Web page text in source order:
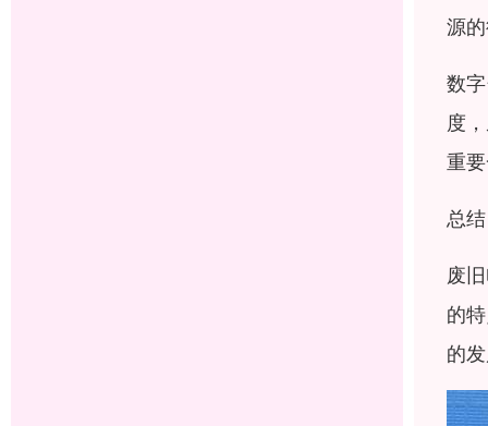
源
数
度
重
总结
废
的
的